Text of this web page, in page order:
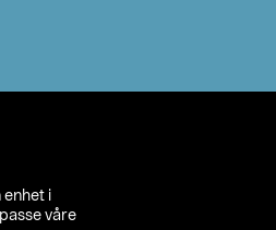
enhet i
våre